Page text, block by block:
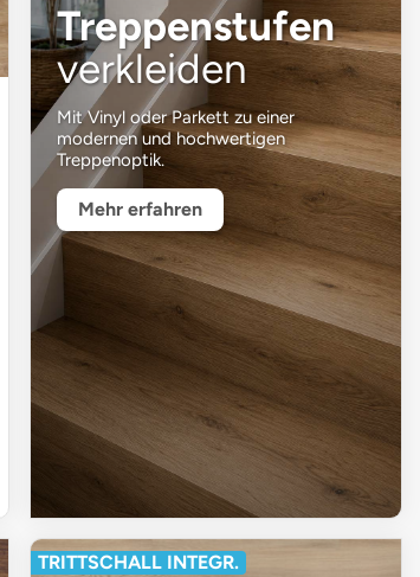
Treppenstufen
verkleiden
Mit Vinyl oder Parkett zu einer
modernen und hochwertigen
Treppenoptik.
Mehr erfahren
TRITTSCHALL INTEGR.